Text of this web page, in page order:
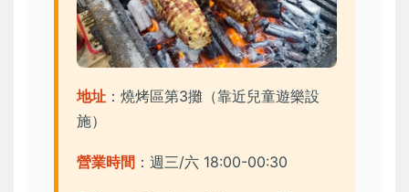
地址 ：燒烤區第3攤（靠近兒童遊樂設
施）
營業時間 ：週三/六 18:00-00:30